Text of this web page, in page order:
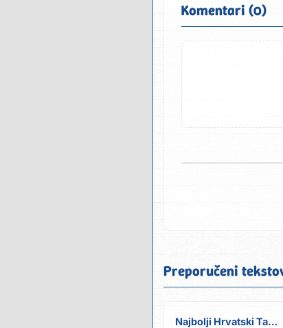
Komentari (0)
Preporučeni
Najbolji Hrvatski Tamburaši (Zlatni Dukati)